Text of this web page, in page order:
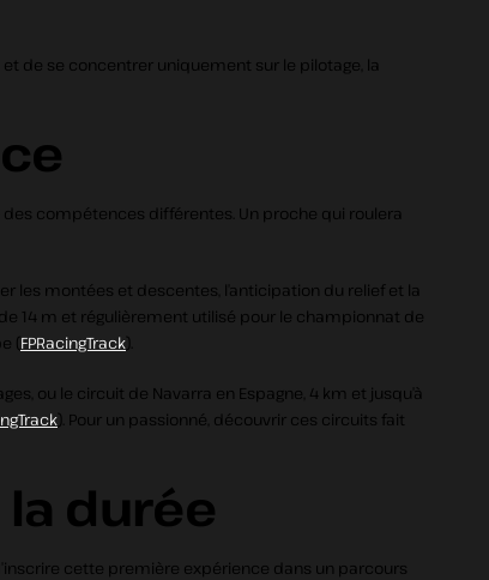
de se concentrer uniquement sur le pilotage, la
compétences différentes. Un proche qui roulera
les montées et descentes, l’anticipation du relief et la
14 m et régulièrement utilisé pour le championnat de
(FPRacingTrack).
ou le circuit de Navarra en Espagne, 4 km et jusqu’à
). Pour un passionné, découvrir ces circuits fait
durée
cette première expérience dans un parcours